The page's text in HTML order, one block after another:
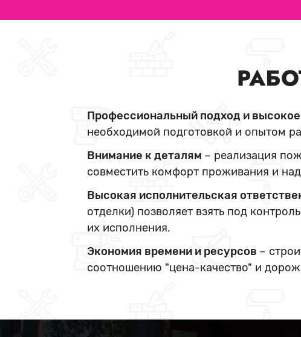
Профессиональный подход и
необходимой подготовкой и опытом
Внимание к деталям – реализация
совместить комфорт проживания и
Высокая исполнительская
отделки) позволяет взять под
их исполнения.
Экономия времени и ресурсов –
соотношению "цена-качество" и